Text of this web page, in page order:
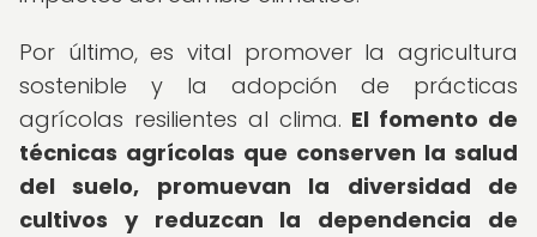
Por último, es vital promover la agricultura
sostenible y la adopción de prácticas
agrícolas resilientes al clima. El fomento de
técnicas agrícolas que conserven la salud
del suelo, promuevan la diversidad de
cultivos y reduzcan la dependencia de